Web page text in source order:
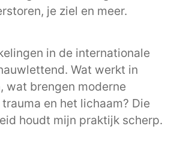
je ziel en meer.
in de internationale
Wat werkt in
wat brengen moderne
en het lichaam? Die
houdt mijn praktijk scherp.